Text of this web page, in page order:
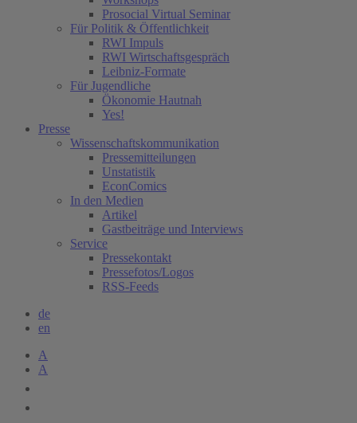
Prosocial Virtual Seminar
Für Politik & Öffentlichkeit
RWI Impuls
RWI Wirtschaftsgespräch
Leibniz-Formate
Für Jugendliche
Ökonomie Hautnah
Yes!
Presse
Wissenschaftskommunikation
Pressemitteilungen
Unstatistik
EconComics
In den Medien
Artikel
Gastbeiträge und Interviews
Service
Pressekontakt
Pressefotos/Logos
RSS-Feeds
de
en
A
A